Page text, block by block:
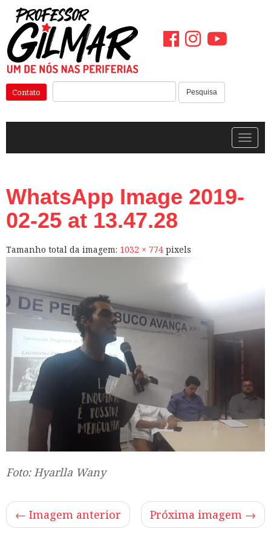
Pular
para
o
conteúdo
Pesquisa
Contato
WhatsApp Image 2019-
02-25 at 13.47.28
Tamanho total da imagem: 1032 × 774 pixels
Foto: Hyarlla Wany
← Imagem anterior Próxima imagem →